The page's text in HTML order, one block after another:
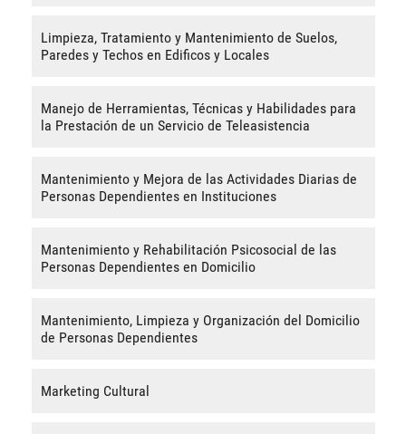
Limpieza, Tratamiento y Mantenimiento de Suelos,
Paredes y Techos en Edificos y Locales
Manejo de Herramientas, Técnicas y Habilidades para
la Prestación de un Servicio de Teleasistencia
Mantenimiento y Mejora de las Actividades Diarias de
Personas Dependientes en Instituciones
Mantenimiento y Rehabilitación Psicosocial de las
Personas Dependientes en Domicilio
Mantenimiento, Limpieza y Organización del Domicilio
de Personas Dependientes
Marketing Cultural